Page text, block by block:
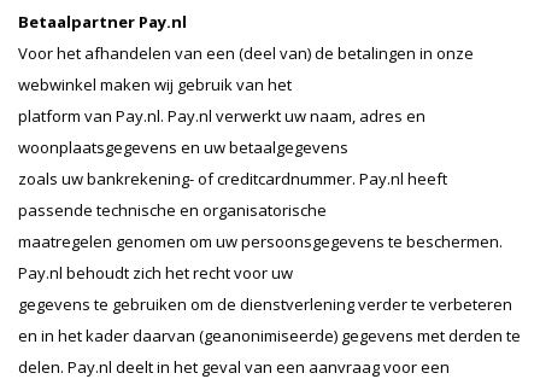
Betaalpartner Pay.nl
Voor het afhandelen van een (deel van) de betalingen in onze
webwinkel maken wij gebruik van het
platform van Pay.nl. Pay.nl verwerkt uw naam, adres en
woonplaatsgegevens en uw betaalgegevens
zoals uw bankrekening- of creditcardnummer. Pay.nl heeft
passende technische en organisatorische
maatregelen genomen om uw persoonsgegevens te beschermen.
Pay.nl behoudt zich het recht voor uw
gegevens te gebruiken om de dienstverlening verder te verbeteren
en in het kader daarvan (geanonimiseerde) gegevens met derden te
delen. Pay.nl deelt in het geval van een aanvraag voor een